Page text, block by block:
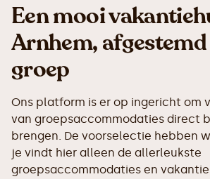
Een mooi
Arnhem,
groep
Ons platform is er op ingericht om
van groepsaccommodaties direct
brengen. De voorselectie hebben
je vindt hier alleen de allerleukste
groepsaccommodaties en